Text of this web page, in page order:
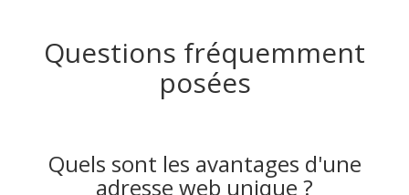
Questions fréquemment
posées
Quels sont les avantages d'une
adresse web unique ?